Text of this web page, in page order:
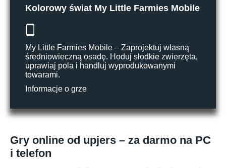
Kolorowy świat My Little Farmies Mobile
My Little Farmies Mobile – Zaprojektuj własną
średniowieczną osadę. Hoduj słodkie zwierzęta,
uprawiaj pola i handluj wyprodukowanymi
towarami.
Informacje o grze
Gry online od upjers – za darmo na PC
i telefon